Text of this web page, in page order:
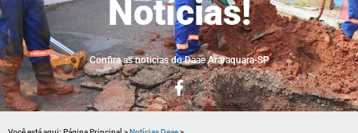
Notícias!
Confira as noticias do Daae Araraquara-SP